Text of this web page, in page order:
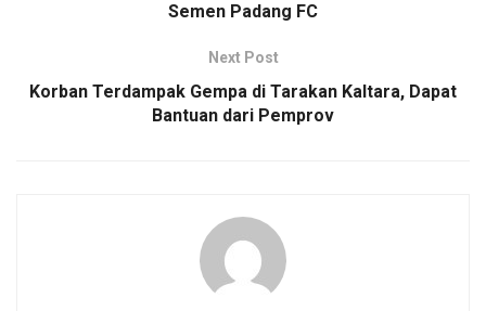
Semen Padang FC
Next Post
Korban Terdampak Gempa di Tarakan Kaltara, Dapat
Bantuan dari Pemprov